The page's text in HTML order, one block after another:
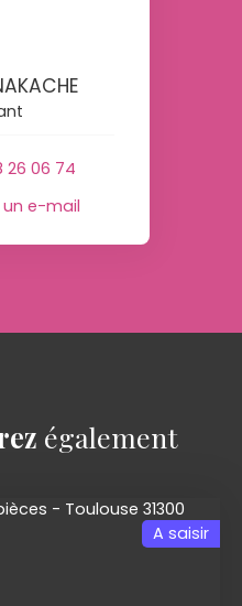
26 06 74
un e-mail
également
A saisir